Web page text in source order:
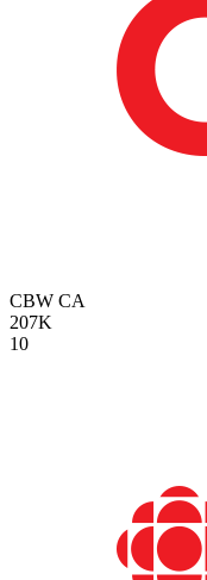
CBW CA
207K
10